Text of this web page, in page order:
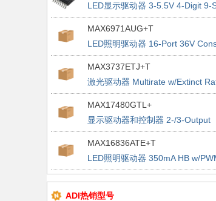
LED显示驱动器 3-5.5V 4-Digit 9-
LED Display Driver
MAX6971AUG+T
LED照明驱动器 16-Port 36V
Current LED Driver
MAX3737ETJ+T
激光驱动器 Multirate w/Extinct
Control
MAX17480GTL+
显示驱动器和控制器 2-/3-Output
Mobile erial VID Ctlr
MAX16836ATE+T
LED照明驱动器 350mA HB w/
Dim & 5V Regulator
ADI热销型号